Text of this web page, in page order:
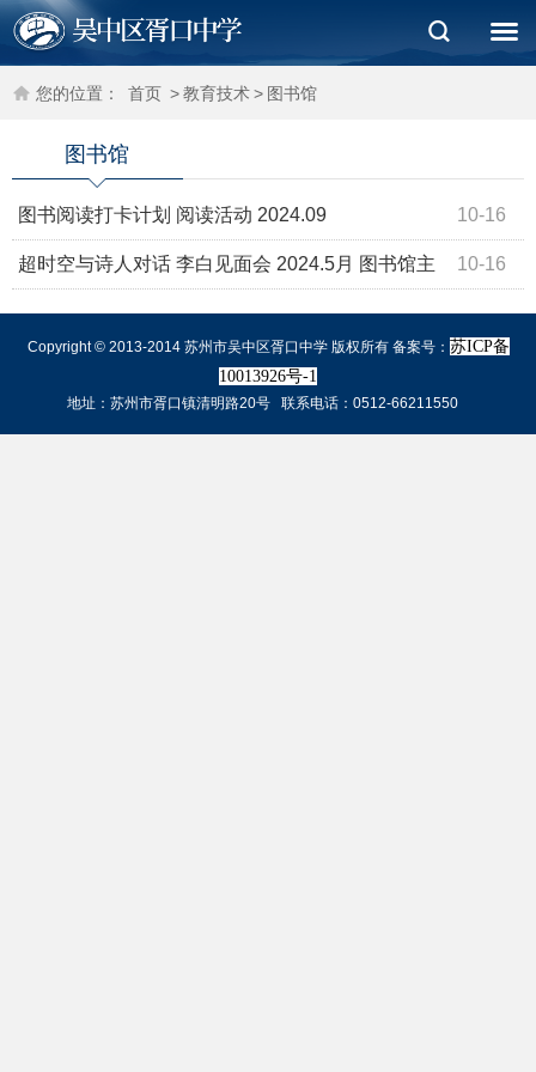
您的位置： 首页 >教育技术> 图书馆
图书馆
10-16
图书阅读打卡计划 阅读活动 2024.09
10-16
超时空与诗人对话 李白见面会 2024.5月 图书馆主
题活动
Copyright © 2013-2014 苏州市吴中区胥口中学 版权所有 备案号： 苏ICP备
10013926号-1
地址：苏州市胥口镇清明路20号 联系电话：0512-66211550